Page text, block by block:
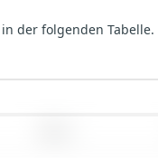
der folgenden Tabelle.